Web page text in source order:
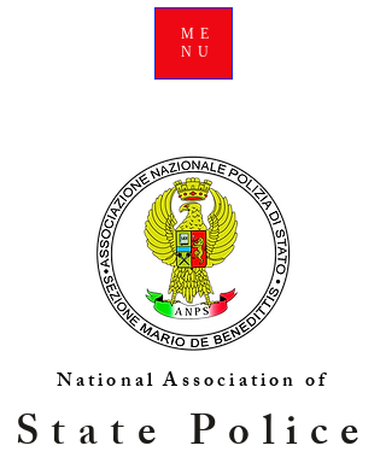
ME
NU
National Association of
State Police